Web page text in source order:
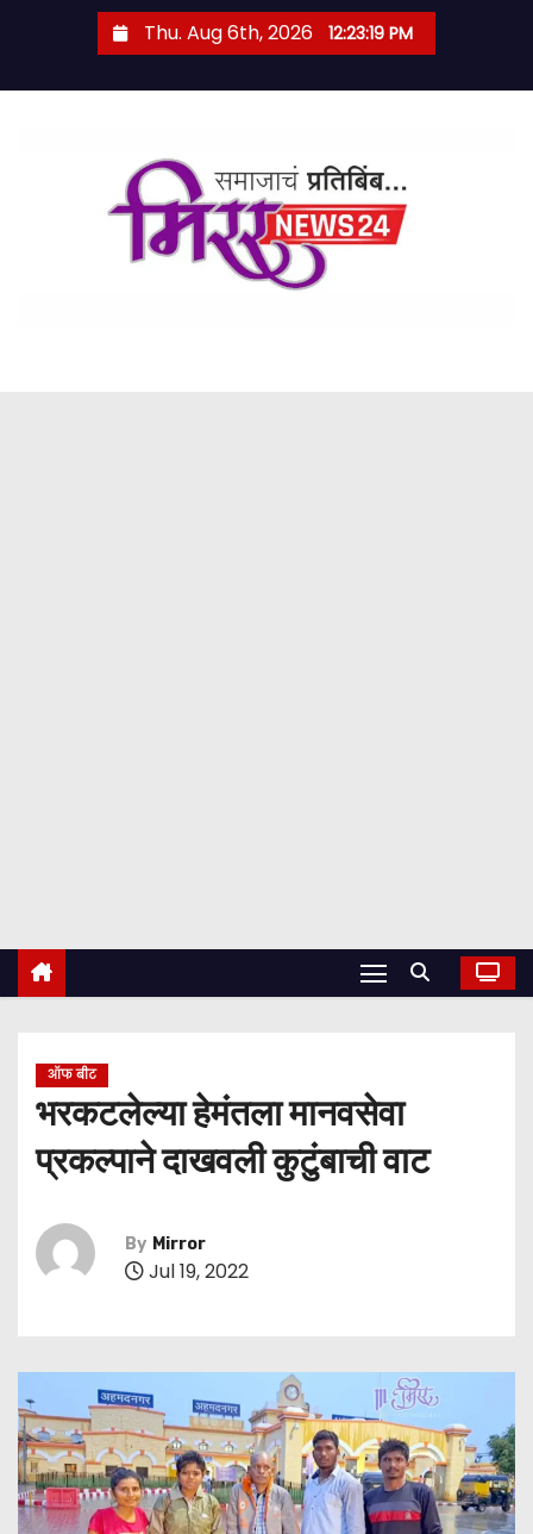
Thu. Aug 6th, 2026 12:23:20 PM
ऑफ बीट
भरकटलेल्या हेमंतला मानवसेवा
प्रकल्पाने दाखवली कुटुंबाची वाट
By Mirror
Jul 19, 2022